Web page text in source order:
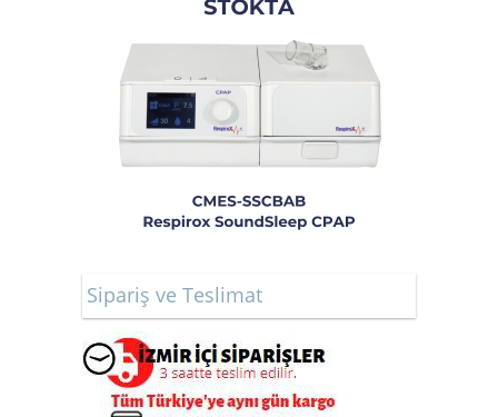
Sipariş ve Teslimat